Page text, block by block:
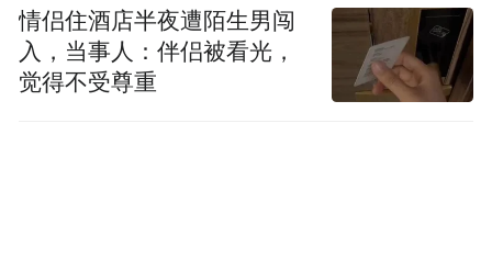
情侣住酒店半夜遭陌生男闯
入，当事人：伴侣被看光，
觉得不受尊重